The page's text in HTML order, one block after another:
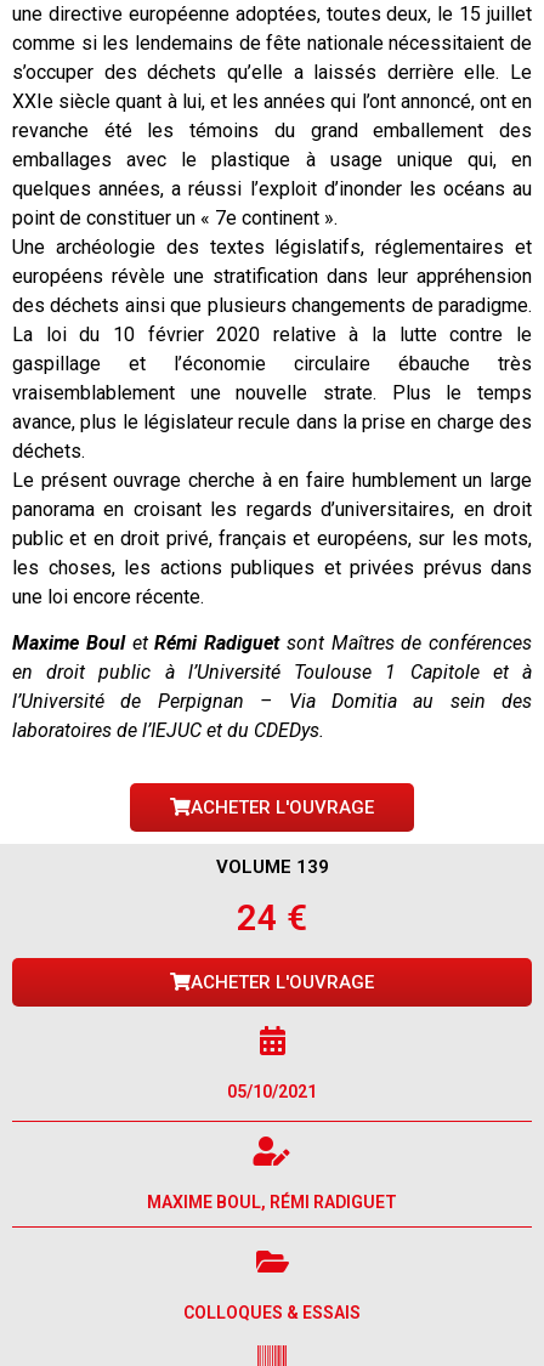
une directive européenne adoptées, toutes deux, le 15 juillet
comme si les lendemains de fête nationale nécessitaient de
s’occuper des déchets qu’elle a laissés derrière elle. Le
XXIe siècle quant à lui, et les années qui l’ont annoncé, ont en
revanche été les témoins du grand emballement des
emballages avec le plastique à usage unique qui, en
quelques années, a réussi l’exploit d’inonder les océans au
point de constituer un « 7e continent ».
Une archéologie des textes législatifs, réglementaires et
européens révèle une stratification dans leur appréhension
des déchets ainsi que plusieurs changements de paradigme.
La loi du 10 février 2020 relative à la lutte contre le
gaspillage et l’économie circulaire ébauche très
vraisemblablement une nouvelle strate. Plus le temps
avance, plus le législateur recule dans la prise en charge des
déchets.
Le présent ouvrage cherche à en faire humblement un large
panorama en croisant les regards d’universitaires, en droit
public et en droit privé, français et européens, sur les mots,
les choses, les actions publiques et privées prévus dans
une loi encore récente.
Maxime BouletRémi Radiguetsont Maîtres de conférences
en droit public à l’Université Toulouse 1 Capitole et à
l’Université de Perpignan – Via Domitia au sein des
laboratoires de l’IEJUC et du CDEDys.
ACHETER L'OUVRAGE
VOLUME 139
24 €
ACHETER L'OUVRAGE
05/10/2021
MAXIME BOUL, RÉMI RADIGUET
COLLOQUES & ESSAIS